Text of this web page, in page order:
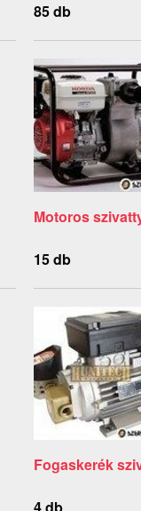
85 db
Motoros
15 db
Fogaskerék